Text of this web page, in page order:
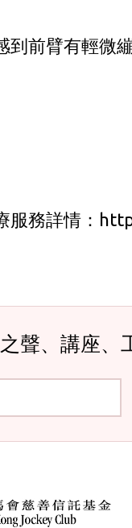
到前臂有輕微
務詳情：
聲、講座、